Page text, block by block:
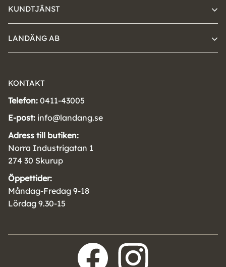
KUNDTJÄNST
LANDÄNG AB
KONTAKT
Telefon: 0411-43005
E-post: info@landang.se
Adress till butiken:
Norra Industrigatan 1
274 30 Skurup
Öppettider:
Måndag-Fredag 9-18
Lördag 9.30-15